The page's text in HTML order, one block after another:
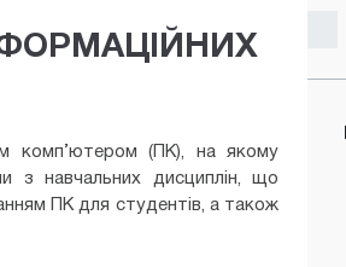
комп’ютером (ПК), на якому
з навчальних дисциплін, що
ПК для студентів, а також